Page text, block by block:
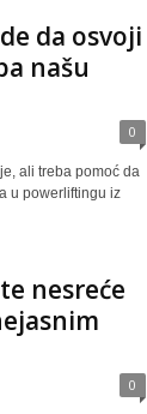
da osvoji
našu
0
ali treba pomoć da
u powerliftingu iz
nesreće
0